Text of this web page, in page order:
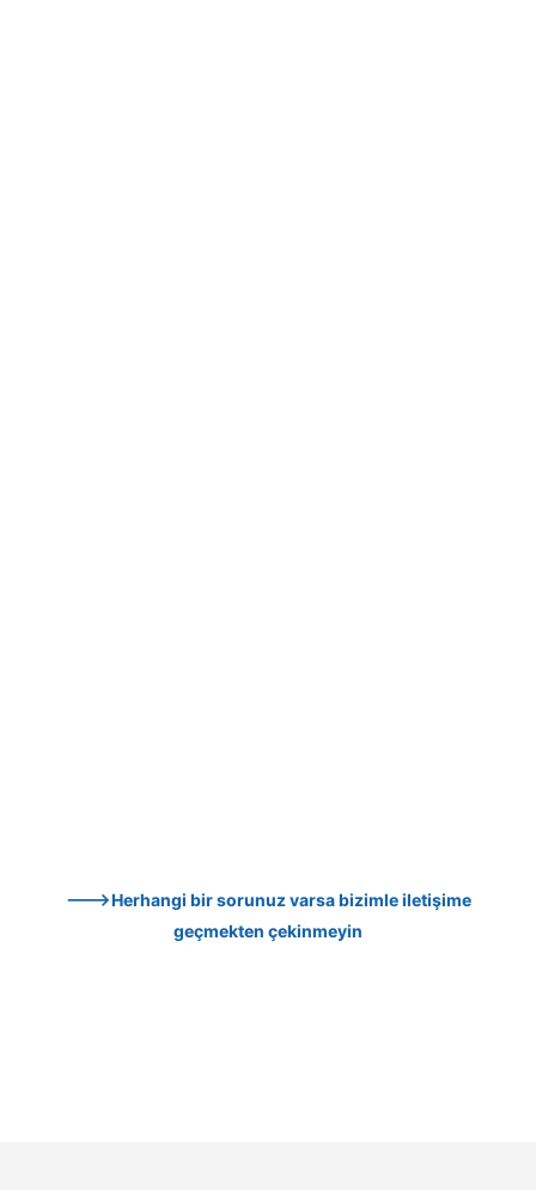
--->Herhangi bir sorunuz varsa bizimle iletişime
geçmekten çekinmeyin